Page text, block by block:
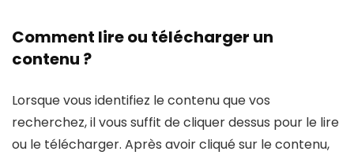
Comment lire ou télécharger un
contenu ?
Lorsque vous identifiez le contenu que vos
recherchez, il vous suffit de cliquer dessus pour le lire
ou le télécharger. Après avoir cliqué sur le contenu,